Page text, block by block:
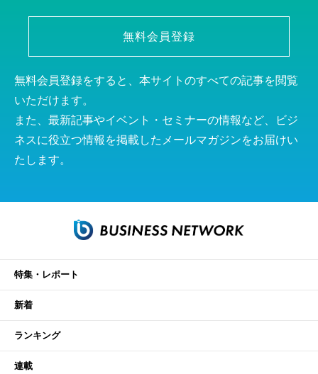
無料会員登録
無料会員登録をすると、本サイトのすべての記事を閲覧
いただけます。
また、最新記事やイベント・セミナーの情報など、ビジ
ネスに役立つ情報を掲載したメールマガジンをお届けい
たします。
特集・レポート
新着
ランキング
連載